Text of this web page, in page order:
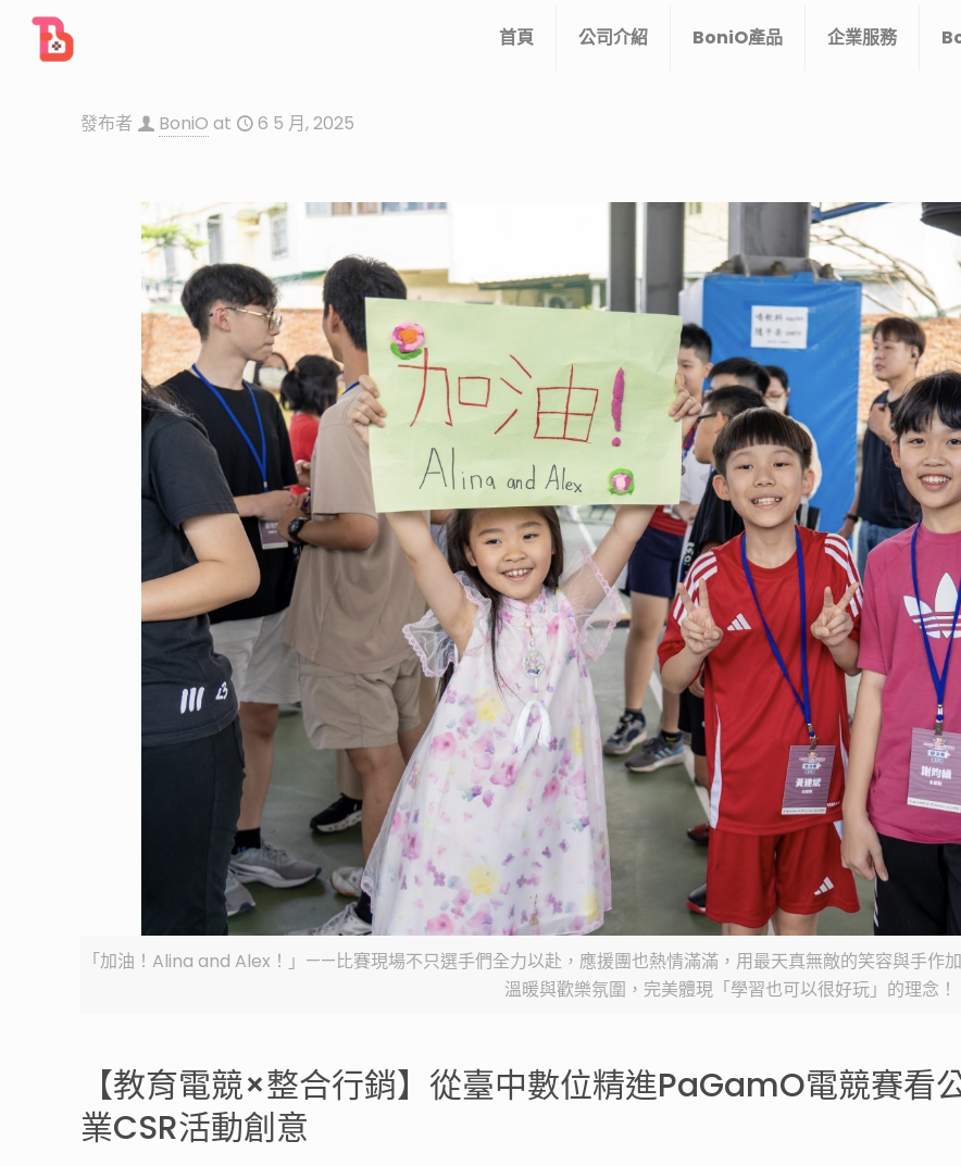
首頁 公司介紹 BoniO產品 企業服務
發布者 BoniO at 6 5 月, 2025
「加油！Alina and Alex！」——比賽現場不只選手們全力以赴，應援團也熱情滿滿，用最天真無敵的笑容與手作
溫暖與歡樂氛圍，完美體現「學習也可以很好玩」的理念！
【教育電競×整合行銷】從臺中數位精進PaGamO電競賽看
業CSR活動創意